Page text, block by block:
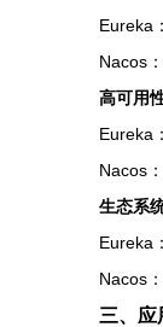
Eureka
Nacos
高可用
Eureka
Nacos
生态系
Eureka
Nacos
三、应